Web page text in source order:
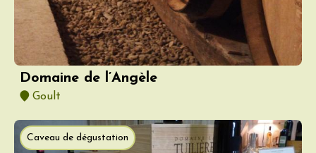
Domaine de l’Angèle
Goult
Caveau de dégustation